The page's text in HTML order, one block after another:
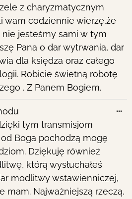
z charyzmatycznym
wam codziennie wierzę,że
nie jesteśmy sami w tym
Pana o dar wytrwania, dar
dla księdza oraz całego
Robicie świetną robotę
. Z Panem Bogiem.
tym transmisjom
Boga pochodzą mogę
Dziękuję również
którą wysłuchałeś
modlitwy wstawienniczej,
mam. Najważniejszą rzeczą,
...